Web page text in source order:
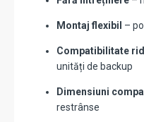
Montaj flexibil –
Compatibilitate
unități de backup
Dimensiuni
restrânse